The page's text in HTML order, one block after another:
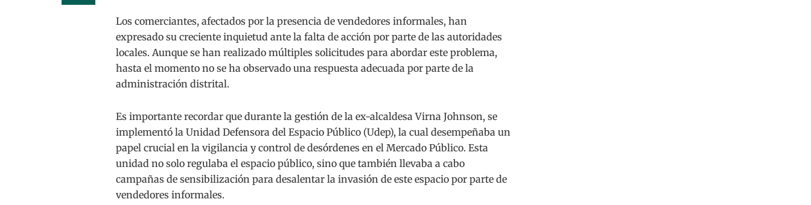
Los comerciantes, afectados por la presencia de vendedores informales, han
expresado su creciente inquietud ante la falta de acción por parte de las autoridades
locales. Aunque se han realizado múltiples solicitudes para abordar este problema,
hasta el momento no se ha observado una respuesta adecuada por parte de la
administración distrital.
Es importante recordar que durante la gestión de la ex-alcaldesa Virna Johnson, se
implementó la Unidad Defensora del Espacio Público (Udep), la cual desempeñaba un
papel crucial en la vigilancia y control de desórdenes en el Mercado Público. Esta
unidad no solo regulaba el espacio público, sino que también llevaba a cabo
campañas de sensibilización para desalentar la invasión de este espacio por parte de
vendedores informales.